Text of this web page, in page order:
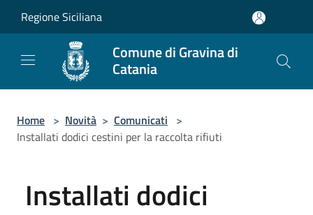
Regione Siciliana
Comune di Gravina di
Catania
Home > Novità > Comunicati >
Installati dodici cestini per la raccolta rifiuti
Installati dodici